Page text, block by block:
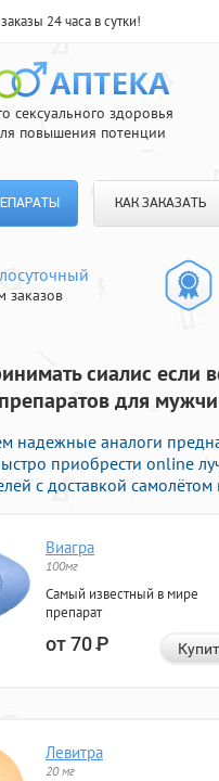
24 часа в сутки!
сексуального здоровья
повышения потенции
КАК ЗАКАЗАТЬ
заказов
сиалис если
для
надежные аналоги
приобрести online
с доставкой
Виагра
100мг
Самый известный в мире
препарат
от 70Р
Левитра
20 мг